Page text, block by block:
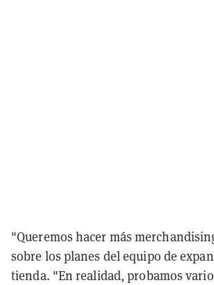
"Queremos hacer más
sobre los planes del equipo de
tienda. "En realidad, probamos